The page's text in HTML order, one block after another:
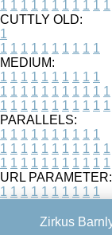
1 1 1 1 1 1 1 1 1 1 1
CUTTLY OLD:
1
1 1 1 1 1 1 1 1 1 1
MEDIUM:
1 1 1 1 1 1 1 1 1 1
1 1 1 1 1 1 1 1 1 1 1
1 1 1 1 1 1 1 1 1 1 1
PARALLELS:
1 1 1 1 1 1 1 1 1 1
1 1 1 1 1 1 1 1 1 1 1
1 1 1 1 1 1 1 1 1 1 1
URL PARAMETER:
1 1 1 1 1 1 1 1 1 1
Zirkus